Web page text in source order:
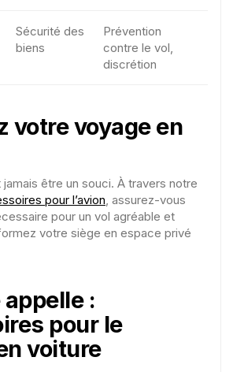
Sécurité des
biens
Prévention
contre le vol,
discrétion
votre voyage en
jamais être un souci. À travers notre
pour l’avion, assurez-vous
pour un vol agréable et
votre siège en espace privé
:
pour le
voiture